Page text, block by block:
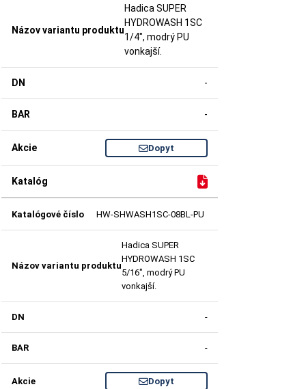
Hadica SUPER
HYDROWASH 1SC
1/4", modrý PU
vonkajší.
-
-
Dopyt
HW-SHWASH1SC-08BL-PU
Hadica SUPER
HYDROWASH 1SC
5/16", modrý PU
vonkajší.
-
-
Dopyt